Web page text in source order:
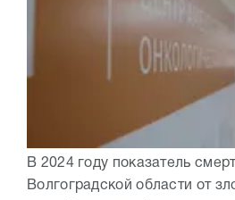
В 2024 году показатель
Волгоградской области от